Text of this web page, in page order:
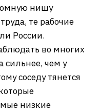
нишу
те рабочие
России.
во многих
сильнее, чем у
соседу тянется
низкие